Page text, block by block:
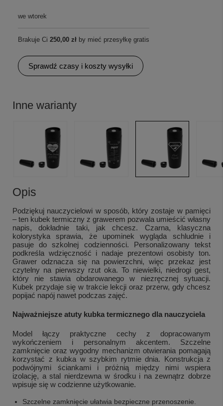
we wtorek
Brakuje Ci 250,00 zł by mieć przesyłkę gratis
Sprawdź czasy i koszty wysyłki
Inne warianty
Opis
Podziękuj nauczycielowi w sposób, który zostaje w pamięci
– ten kubek termiczny z grawerem pozwala umieścić własny
napis, dokładnie taki, jak chcesz. Czarna, klasyczna
kolorystyka sprawia, że upominek wygląda schludnie i
pasuje do szkolnej codzienności. Personalizowany tekst
podkreśla wdzięczność i nadaje prezentowi osobisty ton.
Grawer odznacza się na powierzchni, więc przekaz jest
czytelny na pierwszy rzut oka. To niewielki, niedrogi gest,
który nie stawia obdarowanego w niezręcznej sytuacji.
Kubek przydaje się w trakcie lekcji oraz przerw, gdy chcesz
popijać napój nawet podczas zajęć.
Najważniejsze atuty kubka termicznego dla nauczyciela
Model łączy praktyczne cechy z dopracowanym
wykończeniem i personalnym akcentem. Szczelne
zamknięcie oraz wygodny mechanizm otwierania pomagają
korzystać z kubka w szybkim rytmie dnia. Konstrukcja z
podwójnymi ściankami i próżnią między nimi wspiera
izolację, a stal nierdzewna w środku i na zewnątrz dobrze
wpisuje się w codzienne użytkowanie.
Szczelne zamknięcie ułatwia bezpieczne przenoszenie.